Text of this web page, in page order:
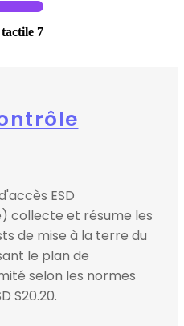
7
ESD
collecte et résume les
de mise à la terre du
le plan de
selon les normes
S20.20.